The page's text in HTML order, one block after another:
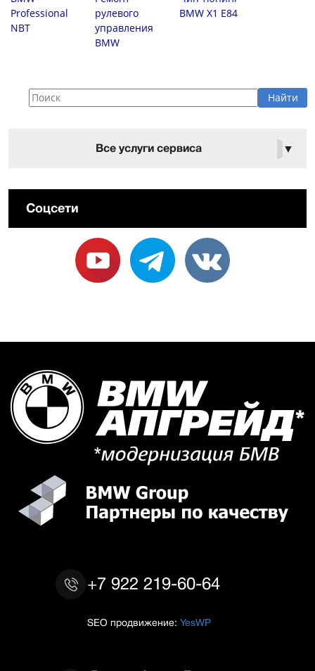
Professional
NBT
рулевого
управления
BMW
BMW X1 E84
Все услуги сервиса ▼
Соцсети
+7 922 219-60-64
SEO продвижение: YesWP